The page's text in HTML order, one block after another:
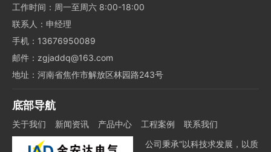
工作时间：周一至周六 8:00-18:00
联系人：申经理
手机：13676950089
邮件：zgjaddq@163.com
地址：河南省焦作市解放区林园路243号
底部导航
关于我们 新闻资讯 产品中心 工程案例
联系我们
公司秉承“以科技求发展，以质